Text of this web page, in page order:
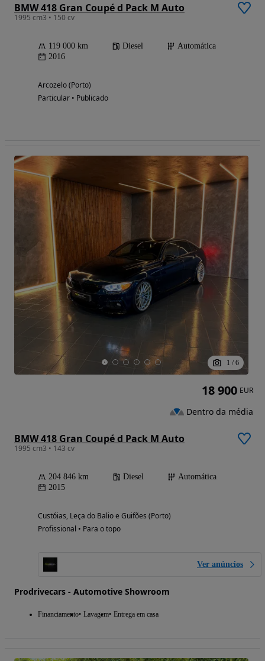
BMW 418 Gran Coupé d Pack M Auto
1995 cm3 • 150 cv
119 000 km Diesel
Automática
2016
Arcozelo (Porto)
Particular • Publicado
1 / 6
BMW 418 Gran Coupé d Pack M Auto
1995 cm3 • 143 cv
204 846 km Diesel
Automática
2015
Custóias, Leça do Balio e Guifões (Porto)
Profissional • Para o topo
Ver anúncios
Prodrivecars - Automotive Showroom
Financiamento Lavagem Entrega em casa
18 900 EUR
Dentro da média